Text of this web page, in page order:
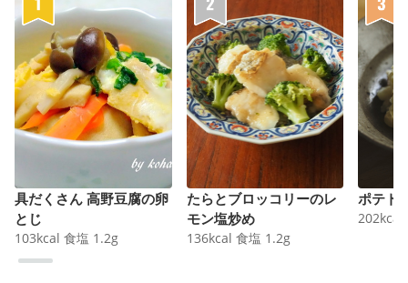
具だくさん 高野豆腐の卵
とじ
103kcal 食塩 1.2g
たらとブロッコリーのレ
モン塩炒め
136kcal 食塩 1.2g
ポテト
202kcal